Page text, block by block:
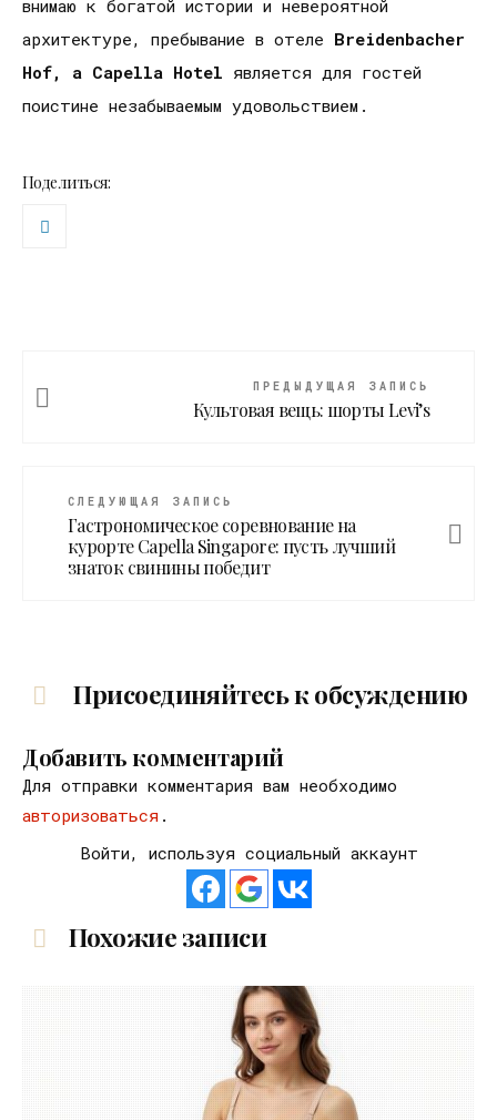
внимаю к богатой истории и невероятной
архитектуре, пребывание в отеле Breidenbacher
Hof, a Capella Hotel является для гостей
поистине незабываемым удовольствием.
Поделиться:
ПРЕДЫДУЩАЯ ЗАПИСЬ
Культовая вещь: шорты Levi’s
СЛЕДУЮЩАЯ ЗАПИСЬ
Гастрономическое соревнование на
курорте Capella Singapore: пусть лучший
знаток свинины победит
Присоединяйтесь к обсуждению
Добавить комментарий
Для отправки комментария вам необходимо
авторизоваться .
Войти, используя социальный аккаунт
Похожие записи